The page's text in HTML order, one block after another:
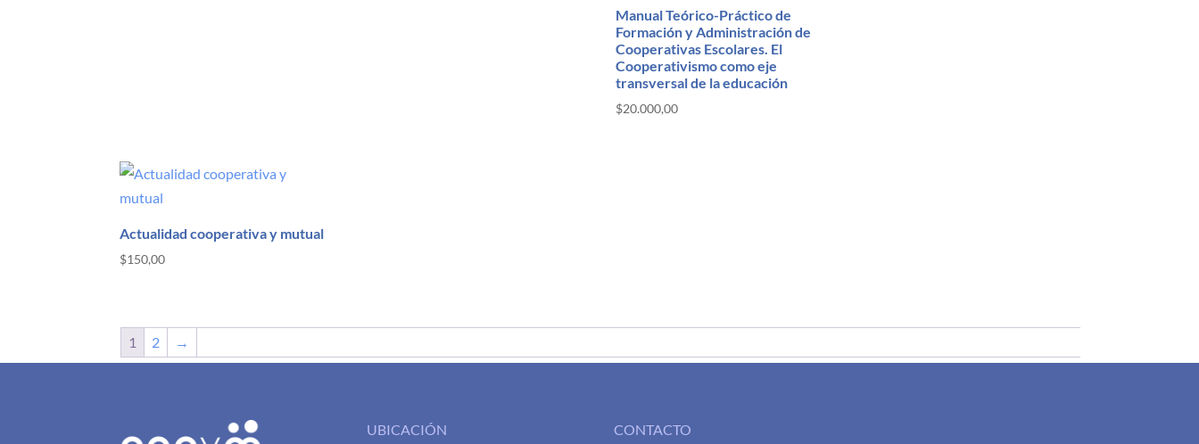
Manual Teórico-Práctico de
Formación y Administración de
Cooperativas Escolares. El
Cooperativismo como eje
transversal de la educación
$20.000,00
Actualidad cooperativa y mutual
$150,00
1 2 →
UBICACIÓN CONTACTO